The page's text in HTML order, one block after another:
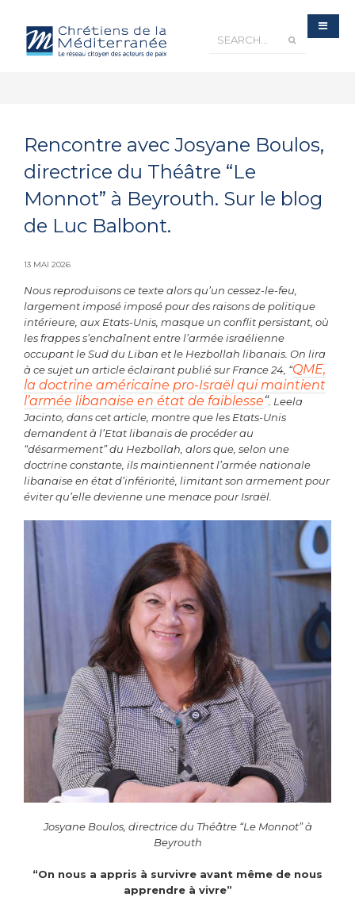
Rencontre avec Josyane Boulos,
directrice du Théâtre “Le
Monnot” à Beyrouth. Sur le blog
de Luc Balbont.
13 MAI 2026
Nous reproduisons ce texte alors qu’un cessez-le-feu,
largement imposé imposé pour des raisons de politique
intérieure, aux Etats-Unis, masque un conflit persistant, où
les frappes s’enchaînent entre l’armée israélienne
occupant le Sud du Liban et le Hezbollah libanais. On lira
à ce sujet un article éclairant publié sur France 24, “QME,
la doctrine américaine pro-Israël qui maintient
l’armée libanaise en état de faiblesse“. Leela
Jacinto, dans cet article, montre que les Etats-Unis
demandent à l’Etat libanais de procéder au
“désarmement” du Hezbollah, alors que, selon une
doctrine constante, ils maintiennent l’armée nationale
libanaise en état d’infériorité, limitant son armementpour
éviter qu’elle devienne une menace pour Israël.
Josyane Boulos, directrice du Théâtre “Le Monnot” à
Beyrouth
“On nous a appris à survivre avant même de nous
apprendre à vivre”